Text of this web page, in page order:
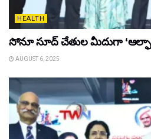
HEALTH
సోనూ సూద్ చేతుల మీదుగా
AUGUST 6, 2025